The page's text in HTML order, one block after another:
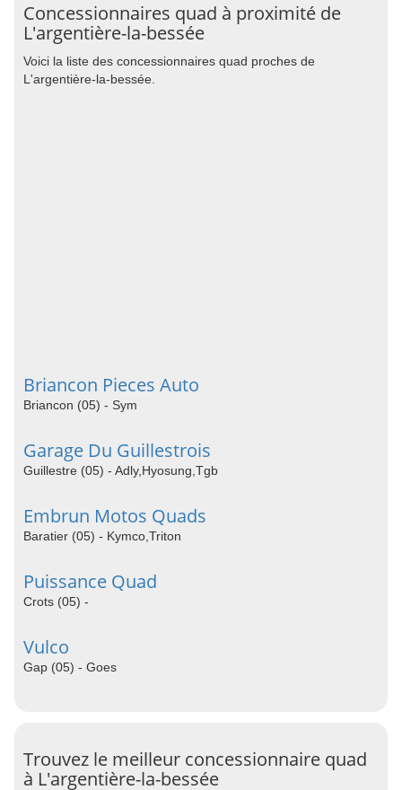
Concessionnaires quad à proximité de
L'argentière-la-bessée
Voici la liste des concessionnaires quad proches de
L'argentière-la-bessée.
Briancon Pieces Auto
Briancon (05) - Sym
Garage Du Guillestrois
Guillestre (05) - Adly,Hyosung,Tgb
Embrun Motos Quads
Baratier (05) - Kymco,Triton
Puissance Quad
Crots (05) -
Vulco
Gap (05) - Goes
Trouvez le meilleur concessionnaire quad
à L'argentière-la-bessée